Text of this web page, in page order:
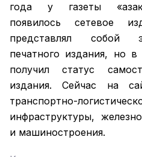
года у газеты
появилось сетевое
представлял собой
печатного издания, но
получил статус
издания. Сейчас на
транспортно-
инфраструктуры,
и машиностроения.